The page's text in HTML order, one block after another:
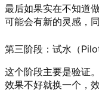
最后如果实在不知道
可能会有新的灵感，
第三阶段：试水（Pilot
这个阶段主要是验证
效果不好就换一个，